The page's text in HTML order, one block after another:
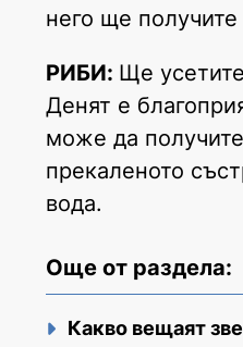
него ще
РИБИ: Ще
Денят е
може да
прекаленото
вода.
Още от раздела:
Какво вещаят